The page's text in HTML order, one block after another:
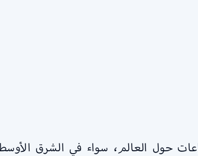
حول العالم، سواء في الشرق الأوسط،